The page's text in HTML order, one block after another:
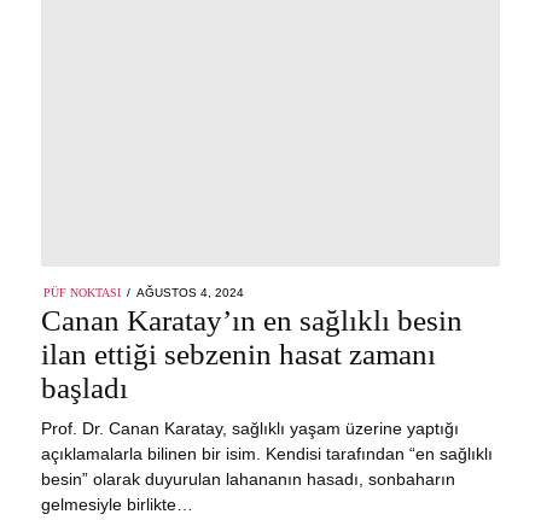
PÜF NOKTASI
POSTED
ON
AĞUSTOS 4, 2024
Canan Karatay’ın en sağlıklı besin
ilan ettiği sebzenin hasat zamanı
başladı
Prof. Dr. Canan Karatay, sağlıklı yaşam üzerine yaptığı
açıklamalarla bilinen bir isim. Kendisi tarafından “en sağlıklı
besin” olarak duyurulan lahananın hasadı, sonbaharın
gelmesiyle birlikte…